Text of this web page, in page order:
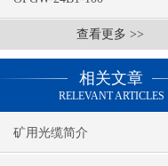
查看更多 >>
相关文章
RELEVANT ARTICLES
矿用光缆简介